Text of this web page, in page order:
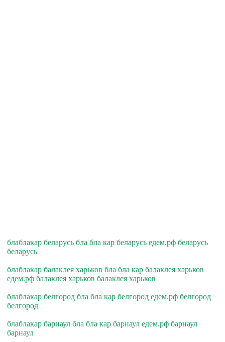
блаблакар беларусь бла бла кар беларусь едем.рф беларусь
беларусь
блаблакар балаклея харьков бла бла кар балаклея харьков
едем.рф балаклея харьков балаклея харьков
блаблакар белгород бла бла кар белгород едем.рф белгород
белгород
блаблакар барнаул бла бла кар барнаул едем.рф барнаул
барнаул